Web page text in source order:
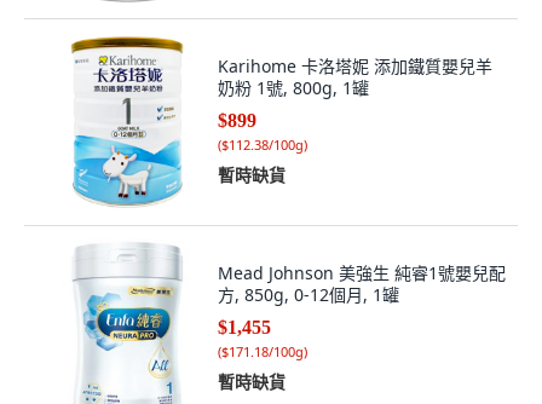
Karihome 卡洛塔妮 添加鐵質嬰兒羊
奶粉 1號, 800g, 1罐
$899
($112.38/100g)
暫時缺貨
Mead Johnson 美強生 純睿1號嬰兒配
方, 850g, 0-12個月, 1罐
$1,455
($171.18/100g)
暫時缺貨